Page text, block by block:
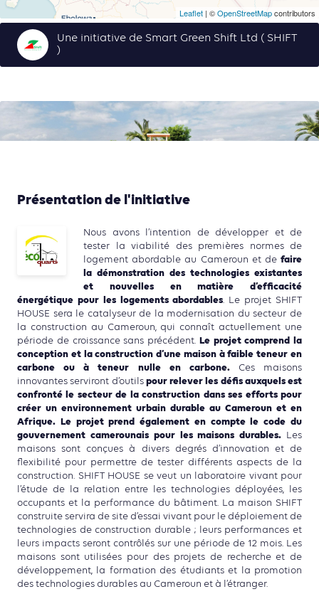
Leaflet | ©OpenStreetMapcontributors
Une initiative de Smart Green Shift Ltd ( SHIFT
)
Présentation de l'initiative
Nous avons l’intention de développer et de
tester la viabilité des premières normes de
logement abordable au Cameroun et de faire
la démonstration des technologies existantes
et nouvelles en matière d’efficacité
énergétique pour les logements abordables. Le projet SHIFT
HOUSE sera le catalyseur de la modernisation du secteur de
la construction au Cameroun, qui connaît actuellement une
période de croissance sans précédent. Le projet comprend la
conception et la construction d’une maison à faible teneur en
carbone ou à teneur nulle en carbone.Ces maisons
innovantes serviront d’outilspour relever les défis auxquels est
confronté le secteur de la construction dans ses efforts pour
créer un environnement urbain durable au Cameroun et en
Afrique. Le projet prend également en compte le code du
gouvernement camerounais pour les maisons durables. Les
maisons sont conçues à divers degrés d’innovation et de
flexibilité pour permettre de tester différents aspects de la
construction. SHIFT HOUSE se veut un laboratoire vivant pour
l’étude de la relation entre les technologies déployées, les
occupants et la performance du bâtiment. La maison SHIFT
construite servira de site d’essai vivant pour le déploiement de
technologies de construction durable ; leurs performances et
leurs impacts seront contrôlés sur une période de 12 mois. Les
maisons sont utilisées pour des projets de recherche et de
développement, la formation des étudiants et la promotion
des technologies durables au Cameroun et à l’étranger.